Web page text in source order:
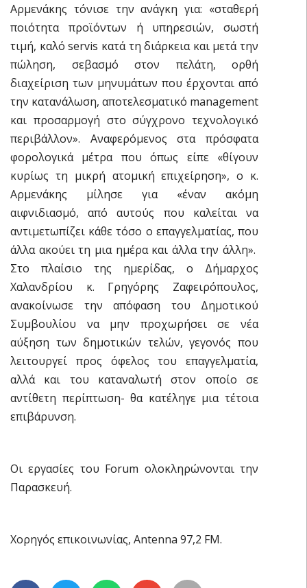
Αρμενάκης τόνισε την ανάγκη για: «σταθερή
ποιότητα προϊόντων ή υπηρεσιών, σωστή
τιμή, καλό servis κατά τη διάρκεια και μετά την
πώληση, σεβασμό στον πελάτη, ορθή
διαχείριση των μηνυμάτων που έρχονται από
την κατανάλωση, αποτελεσματικό management
και προσαρμογή στο σύγχρονο τεχνολογικό
περιβάλλον». Αναφερόμενος στα πρόσφατα
φορολογικά μέτρα που όπως είπε «θίγουν
κυρίως τη μικρή ατομική επιχείρηση», ο κ.
Αρμενάκης μίλησε για «έναν ακόμη
αιφνιδιασμό, από αυτούς που καλείται να
αντιμετωπίζει κάθε τόσο ο επαγγελματίας, που
άλλα ακούει τη μια ημέρα και άλλα την άλλη».
Στο πλαίσιο της ημερίδας, ο Δήμαρχος
Χαλανδρίου κ. Γρηγόρης Ζαφειρόπουλος,
ανακοίνωσε την απόφαση του Δημοτικού
Συμβουλίου να μην προχωρήσει σε νέα
αύξηση των δημοτικών τελών, γεγονός που
λειτουργεί προς όφελος του επαγγελματία,
αλλά και του καταναλωτή στον οποίο σε
αντίθετη περίπτωση- θα κατέληγε μια τέτοια
επιβάρυνση.
Οι εργασίες του Forum ολοκληρώνονται την
Παρασκευή.
Χορηγός επικοινωνίας, Antenna 97,2 FM.